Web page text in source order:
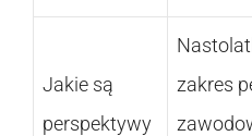
Jakie są
perspektywy
zakres